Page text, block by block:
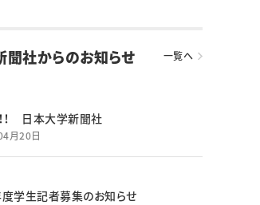
聞社からのお知らせ 一覧へ
！ 日本大学新聞社
月20日
学生記者募集のお知らせ